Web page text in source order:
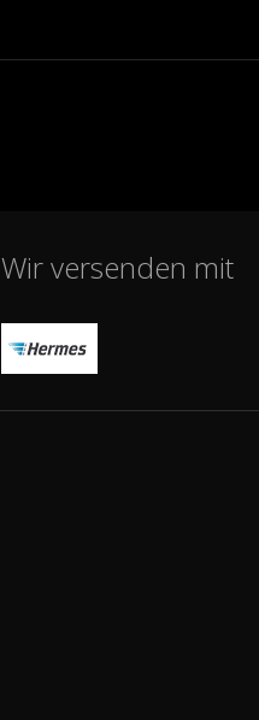
Wir versenden mit